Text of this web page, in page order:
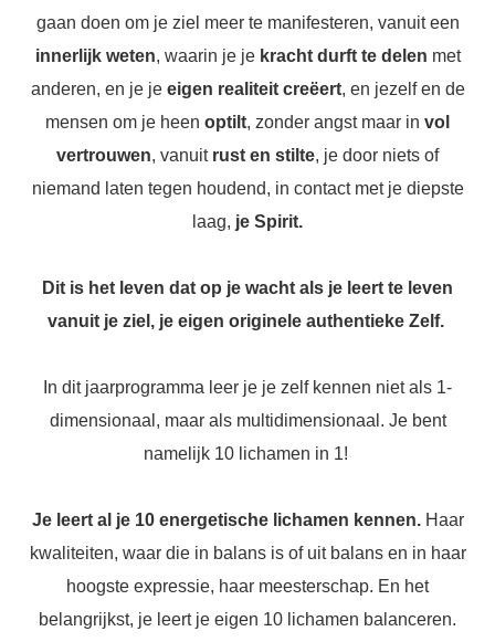
gaan doen om je ziel meer te manifesteren, vanuit een
innerlijk weten, waarin je je kracht durft te delen met
anderen, en je je eigen realiteit creëert, en jezelf en de
mensen om je heen optilt, zonder angst maar in vol
vertrouwen, vanuit rust en stilte, je door niets of
niemand laten tegen houdend, in contact met je diepste
laag, je Spirit.
Dit is het leven dat op je wacht als je leert te leven
vanuit je ziel, je eigen originele authentieke Zelf.
In dit jaarprogramma leer je je zelf kennen niet als 1-
dimensionaal, maar als multidimensionaal. Je bent
namelijk 10 lichamen in 1!
Je leert al je 10 energetische lichamen kennen.Haar
kwaliteiten, waar die in balans is of uit balans en in haar
hoogste expressie, haar meesterschap. En het
belangrijkst, je leert je eigen 10 lichamen balanceren.